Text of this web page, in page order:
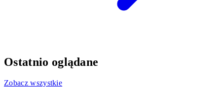
Ostatnio oglądane
Zobacz wszystkie